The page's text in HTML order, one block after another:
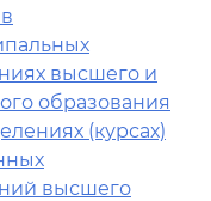
высшего и
образования
(курсах)
высшего